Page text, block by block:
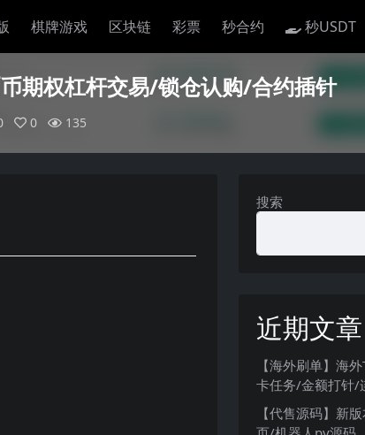
棋牌游戏 区块链 彩票 秒合约 秒USDT
期权杠杆交易/锁仓认购/合约插针
0 135
搜索
近期文章
【海外刷单】海
卡任务/金额打针/
【代售源码】新